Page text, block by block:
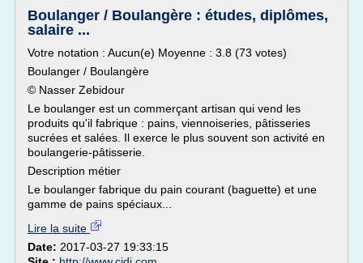
Boulanger / Boulangère : études, diplômes,
salaire ...
Votre notation : Aucun(e) Moyenne : 3.8 (73 votes)
Boulanger / Boulangère
© Nasser Zebidour
Le boulanger est un commerçant artisan qui vend les
produits qu'il fabrique : pains, viennoiseries, pâtisseries
sucrées et salées. Il exerce le plus souvent son activité en
boulangerie-pâtisserie.
Description métier
Le boulanger fabrique du pain courant (baguette) et une
gamme de pains spéciaux...
Lire la suite
Date: 2017-03-27 19:33:15